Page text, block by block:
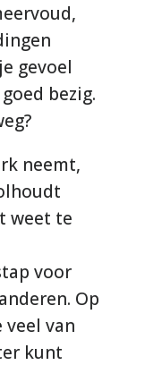
gevoel
bezig.
neemt,
weet te
voor
Op
van
kunt